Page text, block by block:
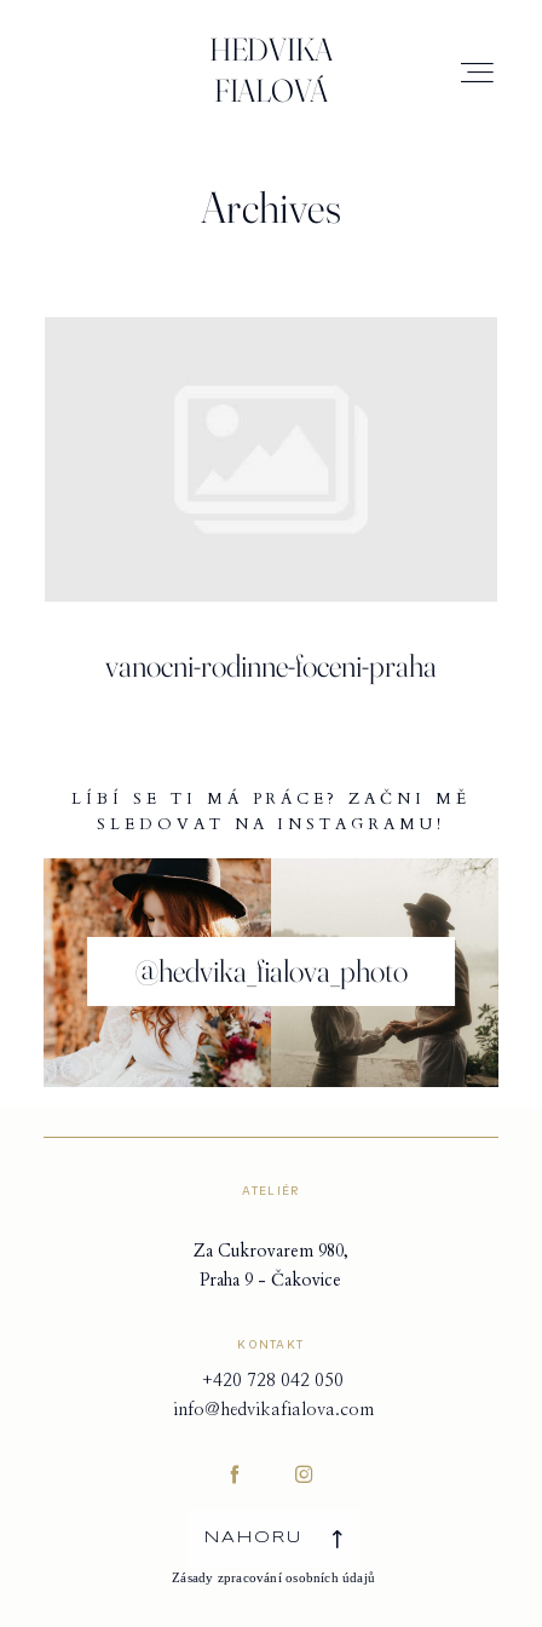
HEDVIKA
FIALOVÁ
HEDVIKA FIALOVÁ
Archives
vanocni-rodinne-foceni-praha
LÍBÍ SE TI MÁ PRÁCE? ZAČNI MĚ
SLEDOVAT NA INSTAGRAMU!
@hedvika_fialova_photo
ATELIÉR
KONTAKT
NAHORU
Za Cukrovarem 980,
Praha 9 - Čakovice
+420 728 042 050
info@hedvikafialova.com
Zásady zpracování osobních údajů